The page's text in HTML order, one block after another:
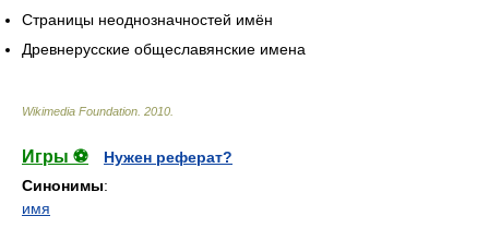
Страницы неоднозначностей имён
Древнерусские общеславянские имена
Wikimedia Foundation 2010
Игры ⚽
Нужен реферат?
Синонимы:
имя